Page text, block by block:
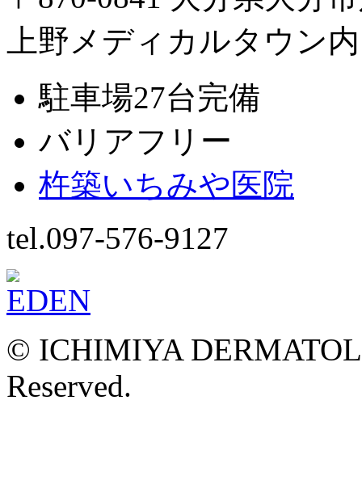
上野メディカルタウン内
駐車場27台完備
バリアフリー
杵築いちみや医院
tel.097-576-9127
© ICHIMIYA
Reserved.